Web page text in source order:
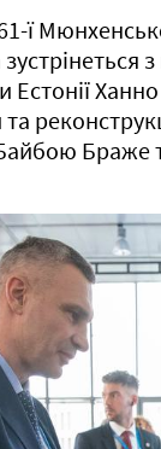
ї
Естонії